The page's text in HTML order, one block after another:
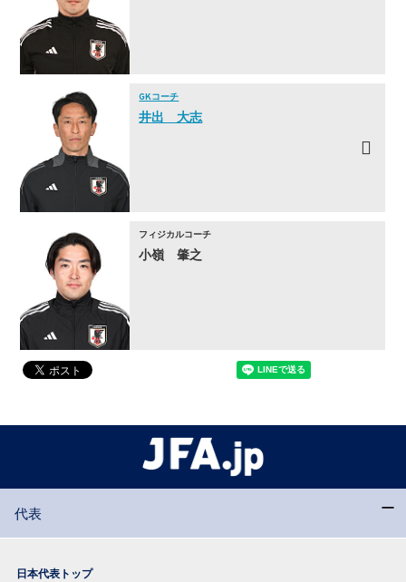
GKコーチ
井出 大志
フィジカルコーチ
小嶺 肇之
代表
日本代表トップ